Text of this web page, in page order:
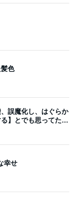
色
誤魔化し、はぐらか
】とでも思ってたん
幸せ